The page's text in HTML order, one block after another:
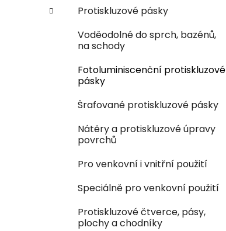
Protiskluzové pásky
Voděodolné do sprch, bazénů,
na schody
Fotoluminiscenční protiskluzové
pásky
Šrafované protiskluzové pásky
Nátěry a protiskluzové úpravy
povrchů
Pro venkovní i vnitřní použití
Speciálně pro venkovní použití
Protiskluzové čtverce, pásy,
plochy a chodníky